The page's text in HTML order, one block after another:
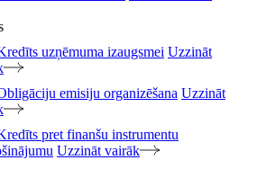
uzņēmuma izaugsmei Uzzināt
emisiju organizēšana Uzzināt
pret finanšu instrumentu
Uzzināt vairāk